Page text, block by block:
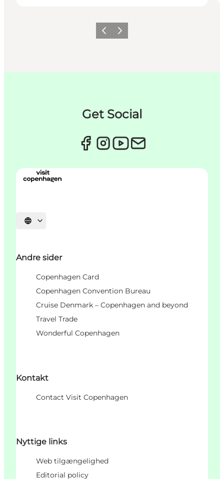
ForrigeNæste
Get Social
Vælg sprog
Andre sider
Copenhagen Card
Copenhagen Convention Bureau
Cruise Denmark – Copenhagen and beyond
Travel Trade
Wonderful Copenhagen
Kontakt
Contact Visit Copenhagen
Nyttige links
Web tilgængelighed
Editorial policy